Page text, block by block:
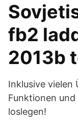
fb2
2013b
Inklusive vielen
Funktionen
loslegen!